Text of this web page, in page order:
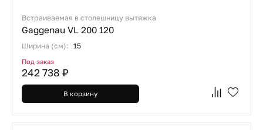
Встраиваемая в столешницу вытяжка
Gaggenau VL 200 120
Ширина (см): 15
Под заказ
242 738 ₽
В корзину